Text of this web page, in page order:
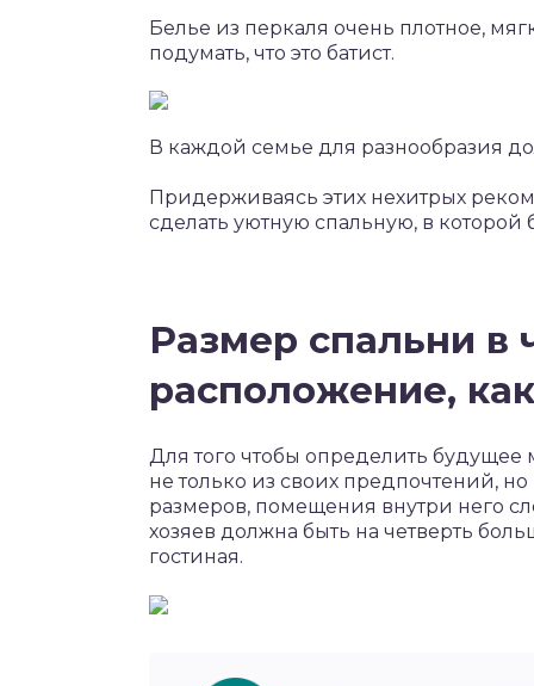
Белье из перкаля очень плотное,
подумать, что это батист.
В каждой семье для разнообразия
Придерживаясь этих нехитрых
сделать уютную спальную, в которой
Размер спальни в
расположение,
Для того чтобы определить будущее
не только из своих предпочтений,
размеров, помещения внутри него
хозяев должна быть на четверть
гостиная.